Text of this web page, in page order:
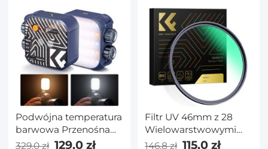
z Górną i Dolną
Metalową Zaślepką
Obiektywu Oraz Torbą
do Przechowywania
ekrana, laptopa,
laptopa i pracy
Podwójna temperatura
barwowa Przenośna
fotografia Światło
329,0 zł 129,0 zł
Filtr UV 46mm z 28
Wielowarstwowymi
Powłokami
146,8 zł 115,0 zł